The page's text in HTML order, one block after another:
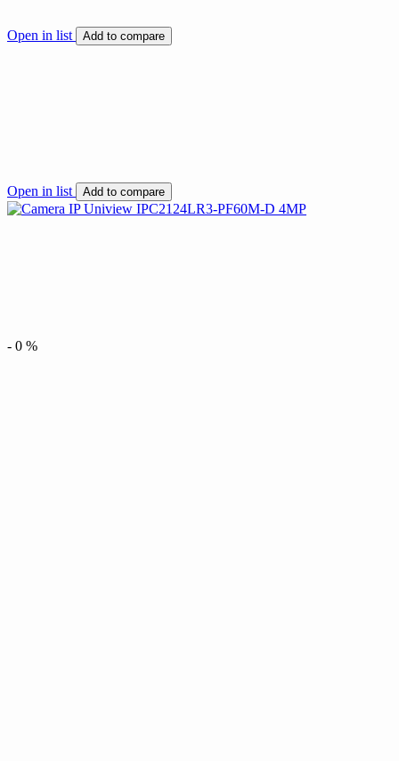
Open in list Add to compare
Open in list Add to compare
- 0 %